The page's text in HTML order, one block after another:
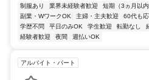
制服あり 業界未経験者歓迎 短期（3ヵ月以内
副業・WワークOK
主婦・主夫歓迎 60代も
学歴不問
平日のみOK 学生歓迎 転勤なし
経験者歓迎
夜間 週払いOK
アルバイト・パート